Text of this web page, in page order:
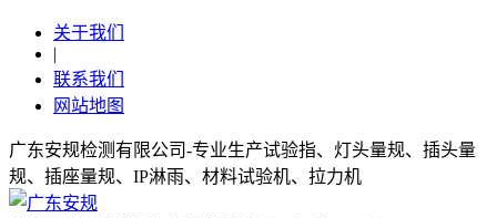
关于我们
|
联系我们
网站地图
广东安规检测有限公司-专业生产试验指、灯头量规、插头量
规、插座量规、IP淋雨、材料试验机、拉力机